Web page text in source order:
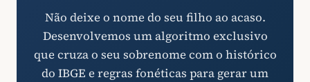
Não deixe o nome do seu filho ao acaso.
Desenvolvemos um algoritmo exclusivo
que cruza o seu sobrenome com o histórico
do IBGE e regras fonéticas para gerar um